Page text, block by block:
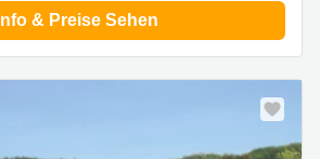
Info & Preise Sehen